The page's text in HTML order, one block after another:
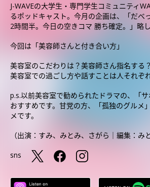
J-WAVEの大学生・専門学生コミュニティ
るポッドキャスト。今月の企画は、「だべ
2時間半。今日の空きコマ 勝ち確定。」略し
今回は「美容師さんと付き合い方」
美容室のこだわりは？美容師さん指名する
美容室での過ごし方や話すことは人それぞ
p.s.以前美容室で勧められたドラマの、「サ
おすすめです。甘党の方、「孤独のグルメ
メです。
（出演：すみ、みとみ、さがら｜編集：み
sns